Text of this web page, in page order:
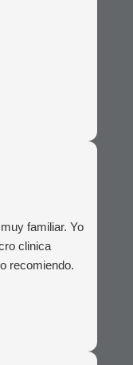
familiar. Yo
clinica
recomiendo.